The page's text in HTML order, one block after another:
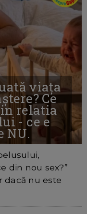
viața
Ce
relatia
- ce e
NU.
COMENTARII :3
din nou sex?”
dacă nu este